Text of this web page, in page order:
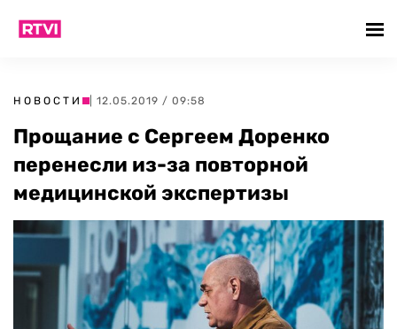
НОВОСТИ | 12.05.2019 / 09:58
Прощание с Сергеем Доренко
перенесли из-за повторной
медицинской экспертизы